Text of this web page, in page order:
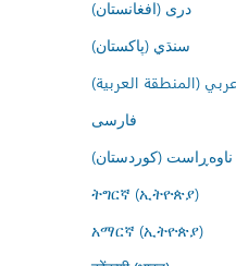
درى (افغانستان)
سنڌي (پاکستان)
(المنطقة العربية)
فارسى
(کوردستان)
ትግርኛ (ኢትዮጵያ)
አማርኛ (ኢትዮጵያ)